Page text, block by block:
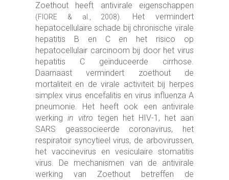
Zoethout heeft antivirale eigenschappen
(FIORE & al., 2008). Het vermindert
hepatocellulaire schade bij chronische virale
hepatitis B en C en het risico op
hepatocellulair carcinoom bij door het virus
hepatitis C geïnduceerde cirrhose.
Daarnaast vermindert zoethout de
mortaliteit en de virale activiteit bij herpes
simplex virus encefalitis en virus influenza A
pneumonie. Het heeft ook een antivirale
werking in vitro tegen het HIV-1, het aan
SARS geassocieerde coronavirus, het
respiratoir syncytieel virus, de arbovirussen,
het vaccinevirus en vesiculaire stomatitis
virus. De mechanismen van de antivirale
werking van Zoethout betreffen de